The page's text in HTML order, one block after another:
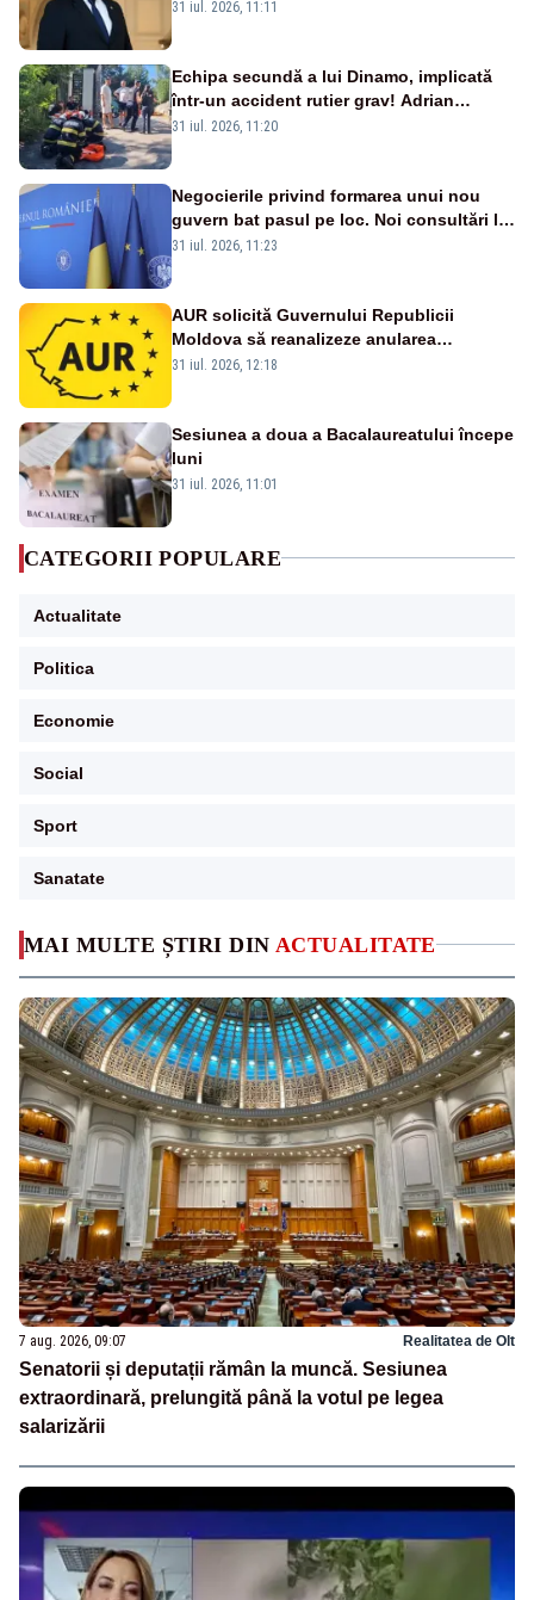
MAI MULTE ȘTIRI DIN ACTUALITATE
7 aug. 2026, 09:07 Realitatea de Olt
Senatorii și deputații rămân la muncă. Sesiunea
extraordinară, prelungită până la votul pe legea
salarizării
abandonați de propriul minister de
31 iul. 2026, 11:11
Echipa secundă a lui Dinamo, implicată
într-un accident rutier grav! Adrian
Ropotan a fost resuscitat
31 iul. 2026, 11:20
Negocierile privind formarea unui nou
guvern bat pasul pe loc. Noi consultări la
Cotroceni, așteptate după mijlocul lunii
31 iul. 2026, 11:23
AUR solicită Guvernului Republicii
Moldova să reanalizeze anularea
concertului de Ziua Limbii Române
31 iul. 2026, 12:18
Sesiunea a doua a Bacalaureatului începe
luni
31 iul. 2026, 11:01
CATEGORII POPULARE
Actualitate
Politica
Economie
Social
Sport
Sanatate